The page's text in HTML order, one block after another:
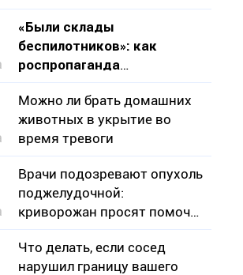
«Были склады
беспилотников»: как
роспропаганда
оправдывает уничтожение
Эпицентра в Кривом Роге
Можно ли брать домашних
животных в укрытие во
время тревоги
Врачи подозревают опухоль
поджелудочной:
криворожан просят помочь
собрать средства на
операцию
Что делать, если сосед
нарушил границу вашего